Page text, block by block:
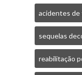
acidentes
sequelas
reabilitação